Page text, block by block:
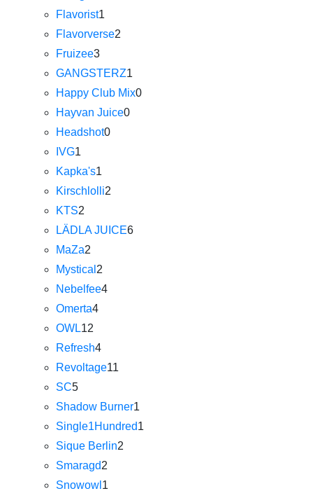
Flavorist1
Flavorverse2
Fruizee3
GANGSTERZ1
Happy Club Mix0
Hayvan Juice0
Headshot0
IVG1
Kapka's1
Kirschlolli2
KTS2
LÄDLA JUICE6
MaZa2
Mystical 2
Nebelfee4
Omerta4
OWL12
Refresh4
Revoltage11
SC5
Shadow Burner1
Single1Hundred1
Sique Berlin2
Smaragd2
Snowowl 1